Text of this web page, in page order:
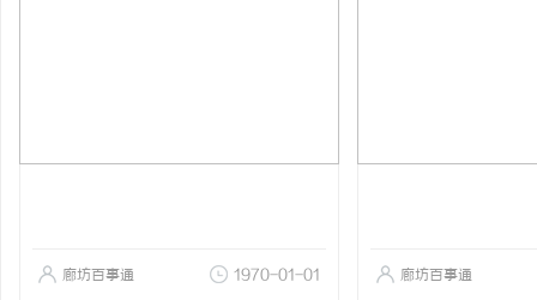
廊坊百事通 1970-01-01 廊坊百事通